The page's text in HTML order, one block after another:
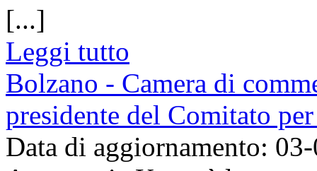
[...]
Leggi tutto
Bolzano - Camera di
presidente del Comitato
Data di aggiornamento: